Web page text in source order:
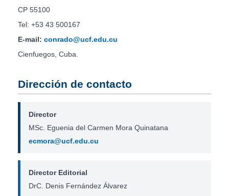
CP 55100
Tel: +53 43 500167
E-mail: conrado@ucf.edu.cu
Cienfuegos, Cuba.
Dirección de contacto
Director
MSc. Eguenia del Carmen Mora Quinatana
ecmora@ucf.edu.cu
Director Editorial
DrC. Denis Fernández Álvarez